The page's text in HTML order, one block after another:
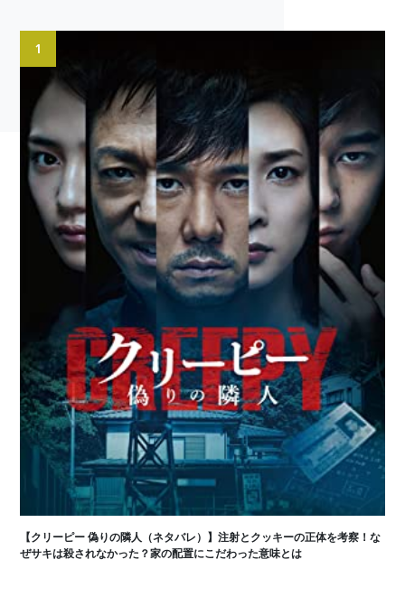
1
【クリーピー 偽りの隣人（ネタバレ）】注射とクッキーの正体を考察！な
ぜサキは殺されなかった？家の配置にこだわった意味とは